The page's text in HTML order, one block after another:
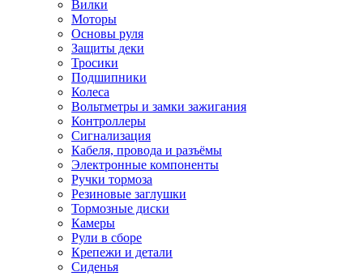
Вилки
Моторы
Основы руля
Защиты деки
Тросики
Подшипники
Колеса
Вольтметры и замки зажигания
Контроллеры
Сигнализация
Кабеля, провода и разъёмы
Электронные компоненты
Ручки тормоза
Резиновые заглушки
Тормозные диски
Камеры
Рули в сборе
Крепежи и детали
Сиденья